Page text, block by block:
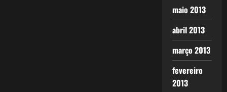
maio 2013
abril 2013
março 2013
fevereiro
2013